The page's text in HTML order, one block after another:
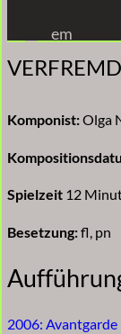
Inhalt
springen
em
Komponist:Olga
Spielzeit 12
Besetzung:fl, pn
2006: